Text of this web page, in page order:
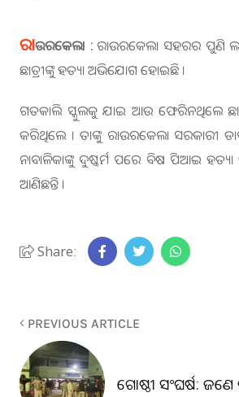
ରାଉରକେଲା :ରାଉରକେଲା ସହରର ପୁଣି
ଛାତ୍ରୀଙ୍କୁ ହତ୍ୟା ଅଭିଯୋଗ ହୋଇଛି ।
ଗତକାଲି ସ୍କୁଲକୁ ଯାଇ ଆଉ ଫେରିନଥିଲେ
କରିଥିଲେ । ତାଙ୍କୁ ରାଉରକେଲା ସରକାରୀ
ନାବାଳିକାଙ୍କୁ ଦୁଷ୍କର୍ମ ପରେ ବିଷ ପିଆଇ
ଆଣିଛନ୍ତି ।
Share:
PREVIOUS ARTICLE
ଗୋଷ୍ଠୀ ସଂଘର୍ଷ: